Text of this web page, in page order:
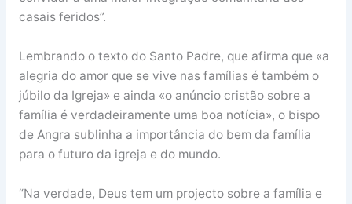
casais feridos”.
Lembrando o texto do Santo Padre, que afirma que «a
alegria do amor que se vive nas famílias é também o
júbilo da Igreja» e ainda «o anúncio cristão sobre a
família é verdadeiramente uma boa notícia», o bispo
de Angra sublinha a importância do bem da família
para o futuro da igreja e do mundo.
“Na verdade, Deus tem um projecto sobre a família e